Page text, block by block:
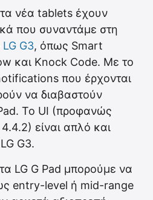
νέα tablets έχουν
που συναντάμε στη
LG G3, όπως Smart
και Knock Code. Με το
που έρχονται
να διαβαστούν
Το UI (προφανώς
είναι απλό και
G3.
LG G Pad μπορούμε να
entry-level ή mid-range